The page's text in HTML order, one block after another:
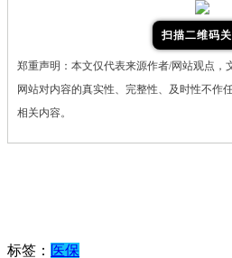
扫描二维码
郑重声明：本文仅代表来源作者/网站观点，
网站对内容的真实性、完整性、及时性不作
相关内容。
标签： 医保